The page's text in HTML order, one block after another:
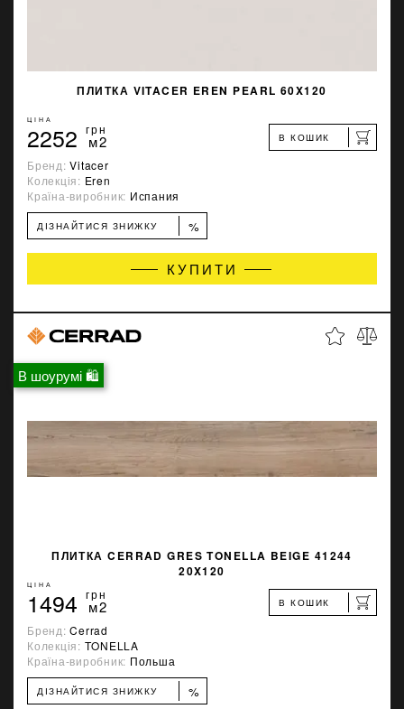
ПЛИТКА VITACER EREN PEARL 60X120
ЦІНА
2252 грн
м2 В КОШИК
Бренд:Vitacer
Колекція: Eren
Країна-виробник: Испания
ДІЗНАЙТИСЯ ЗНИЖКУ %
КУПИТИ
В шоурумі 🛍
ПЛИТКА CERRAD GRES TONELLA BEIGE 41244
20X120
ЦІНА
1494 грн
м2 В КОШИК
Бренд:Cerrad
Колекція: TONELLA
Країна-виробник: Польша
ДІЗНАЙТИСЯ ЗНИЖКУ %